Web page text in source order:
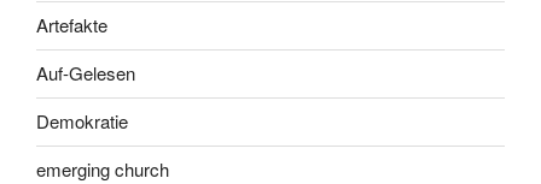
Artefakte
Auf-Gelesen
Demokratie
emerging church